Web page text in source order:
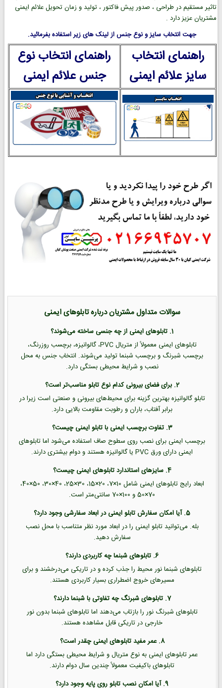
تاثیر مستقیم در طراحی ، صدور پیش فاکتور ، تولید و زمان تحویل علائم ایمنی
مشتریان عزیز دارد .
جهت انتخاب سایز و نوع جنس از لینک های زیر استفاده بفرمائید.
راهنمای انتخاب
سایز علائم ایمنی
راهنمای انتخاب نوع
جنس علائم ایمنی
سوالات متداول مشتریان درباره تابلوهای ایمنی
1. تابلوهای ایمنی از چه جنسی ساخته می‌شوند؟
تابلوهای ایمنی معمولاً از متریال PVC، گالوانیزه، برچسب روزرنگ،
برچسب شبرنگ و برچسب شبنما تولید می‌شوند. انتخاب جنس به محل
نصب و شرایط محیطی بستگی دارد.
2. برای فضای بیرونی کدام نوع تابلو مناسب‌تر است؟
تابلو گالوانیزه بهترین گزینه برای محیط‌های بیرونی و صنعتی است زیرا در
برابر آفتاب، باران و رطوبت مقاومت بالایی دارد.
3. تفاوت برچسب ایمنی با تابلو ایمنی چیست؟
برچسب ایمنی برای نصب روی سطوح صاف استفاده می‌شود اما تابلوهای
ایمنی دارای ورق PVC یا گالوانیزه هستند و دوام بیشتری دارند.
4. سایزهای استاندارد تابلوهای ایمنی چیست؟
ابعاد رایج تابلوهای ایمنی شامل 10×7، 20×15، 30×25، 40×30، 50×40،
70×50 و 100×70 سانتی‌متر است.
5. آیا امکان سفارش تابلو ایمنی در ابعاد سفارشی وجود دارد؟
بله. می‌توانید تابلو ایمنی را در ابعاد مورد نظر متناسب با محل نصب
سفارش دهید.
6. تابلوهای شبنما چه کاربردی دارند؟
تابلوهای شبنما نور محیط را جذب کرده و در تاریکی می‌درخشند و برای
مسیرهای خروج اضطراری بسیار کاربردی هستند.
7. تابلوهای شبرنگ چه تفاوتی با شبنما دارند؟
تابلوهای شبرنگ نور را بازتاب می‌دهند اما تابلوهای شبنما بدون نور
خارجی در تاریکی قابل مشاهده هستند.
8. عمر مفید تابلوهای ایمنی چقدر است؟
عمر تابلوهای ایمنی به نوع متریال و شرایط محیطی بستگی دارد اما
تابلوهای باکیفیت معمولاً چندین سال دوام دارند.
9. آیا امکان نصب تابلو روی پایه وجود دارد؟